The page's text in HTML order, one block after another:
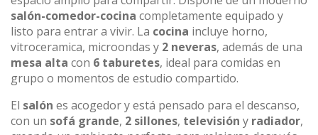
salón-comedor-cocina completamente equipado y
listo para entrar a vivir. La cocina incluye horno,
vitroceramica, microondas y 2 neveras, además de una
mesa alta con 6 taburetes, ideal para comidas en
grupo o momentos de estudio compartido.
El salón es acogedor y está pensado para el descanso,
con un sofá grande, 2 sillones, televisión y radiador,